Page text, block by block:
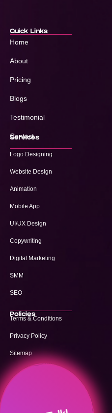
Quick Links
Home
About
Pricing
Blogs
Testimonial
Contact
Services
Logo Designing
Website Design
Animation
Mobile App
UI/UX Design
Copywriting
Digital Marketing
SMM
SEO
Policies
Terms & Conditions
Privacy Policy
Sitemap